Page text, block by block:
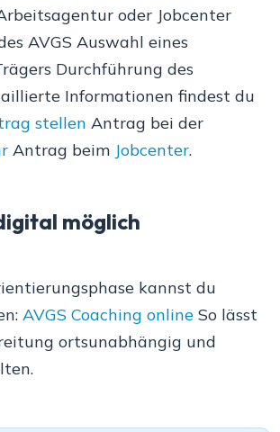
oder Jobcenter
AVGS Auswahl eines
Durchführung des
Informationen findest du
stellen Antrag bei der
Antrag beim Jobcenter.
möglich
kannst du
AVGS Coaching online So lässt
ortsunabhängig und